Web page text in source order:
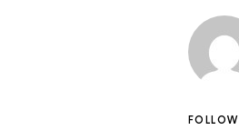
FOLLOW